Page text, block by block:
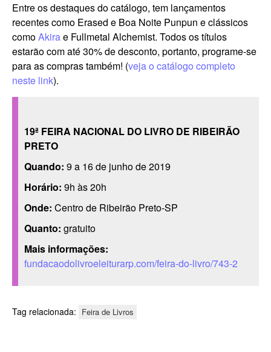
Entre os destaques do catálogo, tem lançamentos
recentes como Erased e Boa Noite Punpun e clássicos
comoAkirae Fullmetal Alchemist. Todos os títulos
estarão com até 30% de desconto, portanto, programe-se
para as compras também! (veja o catálogo completo
neste link).
19ª FEIRA NACIONAL DO LIVRO DE RIBEIRÃO
PRETO
Quando: 9 a 16 de junho de 2019
Horário: 9h às 20h
Onde: Centro de Ribeirão Preto-SP
Quanto: gratuito
Mais informações:
fundacaodolivroeleiturarp.com/feira-do-livro/743-2
Tag relacionada: Feira de Livros